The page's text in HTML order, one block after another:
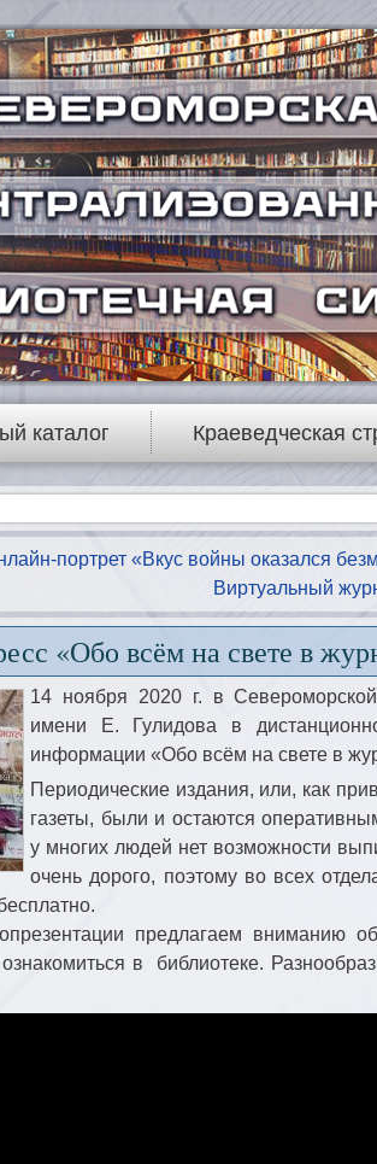
каталог Краеведческая
портрет «Вкус войны оказался
Виртуальный
«Обо всём на свете в
14 ноября 2020 г. в
имени Е. Гулидова в
информации «Обо всём на свете в
Периодические издания, или, как
газеты, были и остаются
у многих людей нет возможности
очень дорого, поэтому во всех
предлагаем вниманию
в библиотеке.